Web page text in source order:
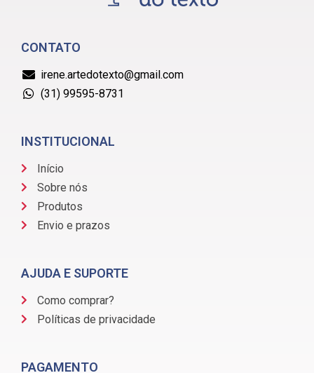
CONTATO
irene.artedotexto@gmail.com
(31) 99595-8731
INSTITUCIONAL
Início
Sobre nós
Produtos
Envio e prazos
AJUDA E SUPORTE
Como comprar?
Políticas de privacidade
PAGAMENTO